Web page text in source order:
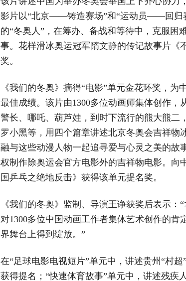
影片以“北京——铸造赛场”和“运动员——回归
的“冬奥人”，在筹办、备战和等待中，克服困
事。花样滑冰奥运冠军隋文静的传记故事片《
奖。
《我们的冬奥》摘得“电影”单元金花环奖，为
最佳成绩。该片由1300多位动画师集体创作，
警长、哪吒、葫芦娃，到时下流行的熊大熊二
罗小黑等，用四个篇章讲述北京冬奥会吉祥物
融与这些动漫人物一起追寻爱与心灵之美的故
权制作除奥运会官方电影外的吉祥物电影。向
国乒乓之绝地反击》获得该单元提名奖。
《我们的冬奥》监制、导演王诤获奖后表示：
对1300多位中国动画工作者集体艺术创作的肯
界舞台上得到绽放。”
在“足球电影电视短片”单元中，讲述贵州“村超
获得提名；“快速体育故事”单元中，讲述残疾